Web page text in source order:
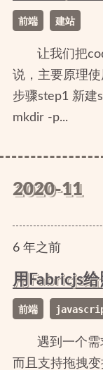
前端 建站
让我们把
说，主要原理使
步骤step1 新建
mkdir -p...
2020-11
6年之前
用Fabricjs
前端
遇到一个需
而且支持拖拽